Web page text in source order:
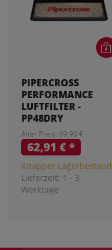
PIPERCROSS
PERFORMANCE
LUFTFILTER -
PP48DRY
Alter Preis: 69,90 €
62,91 €*
Knapper Lagerbestand
Lieferzeit: 1 - 3
Werktage